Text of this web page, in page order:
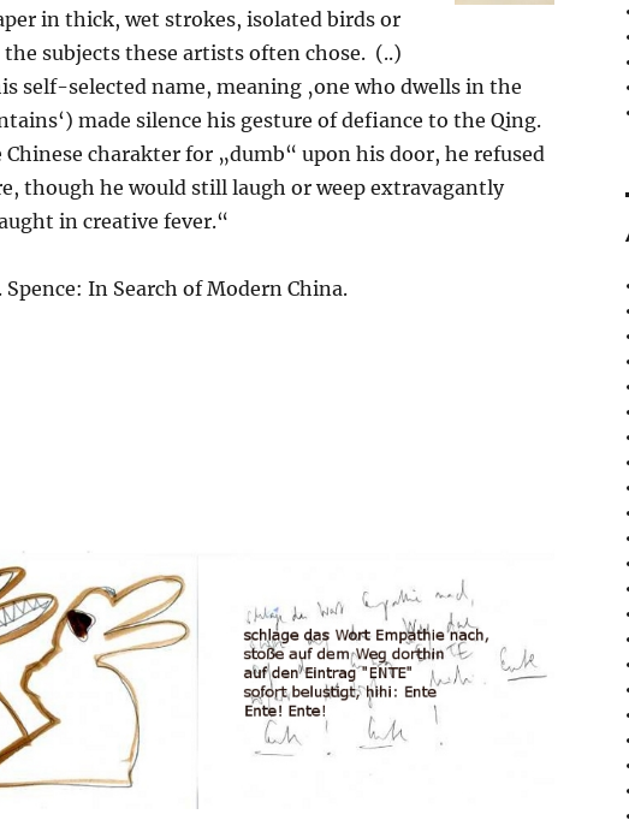
in thick, wet strokes, isolated birds or
subjects these artists often chose. (..)
self-selected name, meaning ‚one who dwells in the
made silence his gesture of defiance to the Qing.
charakter for „dumb“ upon his door, he refused
though he would still laugh or weep extravagantly
in creative fever.“
Spence: In Search of Modern China.